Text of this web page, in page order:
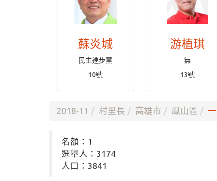
蘇炎城
民主進步黨
10號
游植琪
無
13號
2018-11 村里長 高雄市 鳳山區
名額：1
選舉人：3174
人口：3841